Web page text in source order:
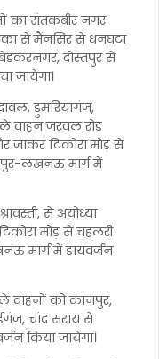
का संतकबीर नगर
से मैंनसिर से धनघटा
दोस्तपुर से
जायेगा।
डुमरियागंज,
वाहन जरवल रोड
जाकर टिकोरा मोड़ से
लखनऊ मार्ग में
से अयोध्या
मोड़ से चहलरी
मार्ग में डायवर्जन
वाहनों को कानपुर,
चांद सराय से
किया जायेगा।